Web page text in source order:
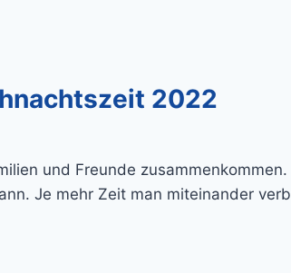
2022
und Freunde
Je mehr Zeit man miteinander